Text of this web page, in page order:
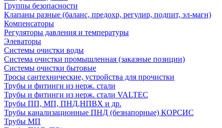
Группы безопасности
Клапаны разные (баланс, предохр, регулир, подпит, эл-магн)
Компенсаторы
Регуляторы давления и температуры
Элеваторы
Системы очистки воды
Система очистки промышленная (заказные позиции)
Системы очистки бытовые
Тросы сантехнические, устройства для прочистки
Трубы и фитинги из нерж. стали
Трубы и фитинги из нерж. стали VALTEC
Трубы ПП, МП, ПНД,НПВХ и др.
Трубы канализационные ПНД (безнапорные) КОРСИС
Трубы МП